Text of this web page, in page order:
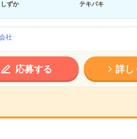
しずか
テキパキ
社
応募する 詳し